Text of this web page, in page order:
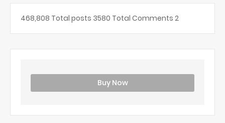
468,808 Total posts 3580 Total Comments 2
Buy Now